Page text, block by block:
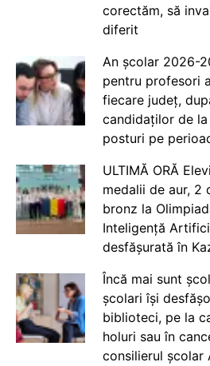
corectăm, să
diferit
An școlar 2026-
pentru profesori
fiecare județ,
candidaților de
posturi pe
ULTIMĂ ORĂ
medalii de aur, 2
bronz la
Inteligență
desfășurată în
Încă mai sunt
școlari își
biblioteci, pe la
holuri sau în
consilierul școlar